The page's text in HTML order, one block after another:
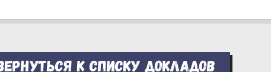
к списку докладов